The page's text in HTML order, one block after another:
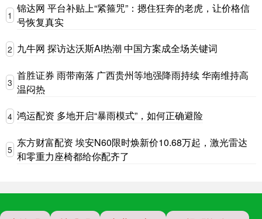
1
锦达网 平台补贴上“紧箍咒”：摁住狂奔的老虎，让价格信
号恢复真实
2 九牛网 探访达沃斯AI热潮 中国方案成全场关键词
3
首胜证券 雨带南落 广西贵州等地强降雨持续 华南维持高
温闷热
4 鸿运配资 多地开启“暴雨模式”，如何正确避险
5
东方财富配资 埃安N60限时焕新价10.68万起，激光雷达
和零重力座椅都给你配齐了